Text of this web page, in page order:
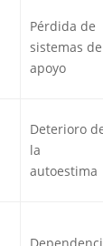
Pérdida de
sistemas de
apoyo
Deterioro
la
autoestima